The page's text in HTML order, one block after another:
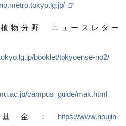
物分野 ニュースレター
booklet/tokyoense-no2/
campus_guide/mak.html
金： https://www.houjin-